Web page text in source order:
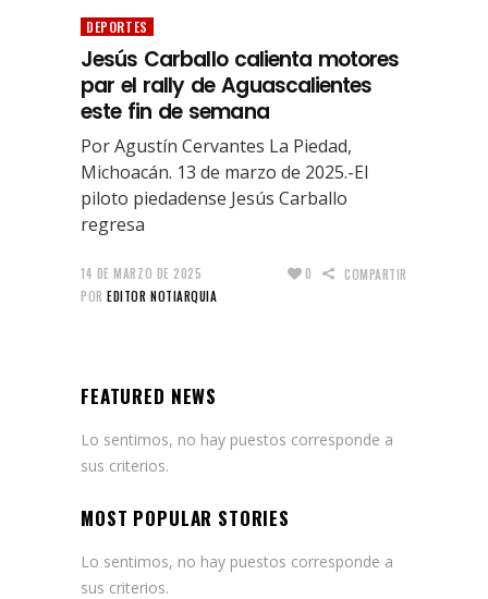
DEPORTES
Jesús Carballo calienta motores
par el rally de Aguascalientes
este fin de semana
Por Agustín Cervantes La Piedad,
Michoacán. 13 de marzo de 2025.-El
piloto piedadense Jesús Carballo
regresa
14 DE MARZO DE 2025
POR EDITOR NOTIARQUIA
0 COMPARTIR
FEATURED NEWS
Lo sentimos, no hay puestos corresponde a
sus criterios.
MOST POPULAR STORIES
Lo sentimos, no hay puestos corresponde a
sus criterios.